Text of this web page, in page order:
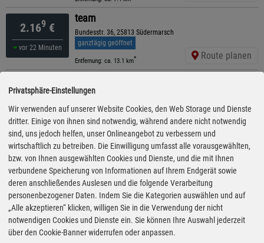
2.169 €
vor 22 Minuten
team
Bundesstr. 36, 25813 Südermarsch
ganztägig geöffnet
Entfernung: ca. 13.1 km* Route planen
2.169€
vor 27 Minuten
Bredstedter Str. 2-8 , 25813 Husum
ganztägig geöffnet
Entfernung: ca. 15.3 km* Route planen
2.179€
vor 22 Minuten
ESSO
Gardinger Chaussee 2 , 25832 Toenning
geöffnet bis 21:00 Uhr
Entfernung: ca. 9.7 km * Route planen
2.179€
vor 7 Minuten
Shell
Schleswiger Chaussee 90, 25813 Husum
geöffnet bis 22:00 Uhr
Privatsphäre-Einstellungen
Wir verwenden auf unserer Website Cookies, den Web Storage und Dienste
dritter. Einige von ihnen sind notwendig, während andere nicht notwendig
sind, uns jedoch helfen, unser Onlineangebot zu verbessern und
wirtschaftlich zu betreiben. Die Einwilligung umfasst alle vorausgewählten,
bzw. von Ihnen ausgewählten Cookies und Dienste, und die mit Ihnen
verbundene Speicherung von Informationen auf Ihrem Endgerät sowie
deren anschließendes Auslesen und die folgende Verarbeitung
personenbezogener Daten. Indem Sie die Kategorien auswählen und auf
„Alle akzeptieren“ klicken, willigen Sie in die Verwendung der nicht
notwendigen Cookies und Dienste ein. Sie können Ihre Auswahl jederzeit
über den Cookie-Banner widerrufen oder anpassen.